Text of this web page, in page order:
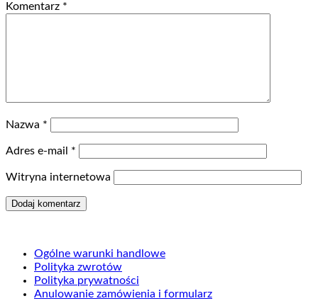
Komentarz *
Nazwa *
Adres e-mail *
Witryna internetowa
Ogólne warunki handlowe
Polityka zwrotów
Polityka prywatności
Anulowanie zamówienia i formularz